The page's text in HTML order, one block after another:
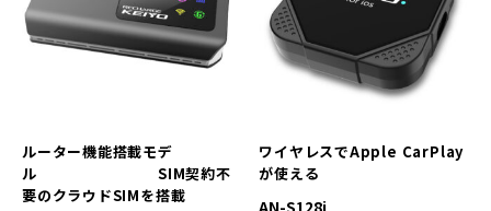
ルーター機能搭載モデ
ル SIM契約不
要のクラウドSIMを搭載
ワイヤレスでApple CarPlay
が使える
AN-S128i